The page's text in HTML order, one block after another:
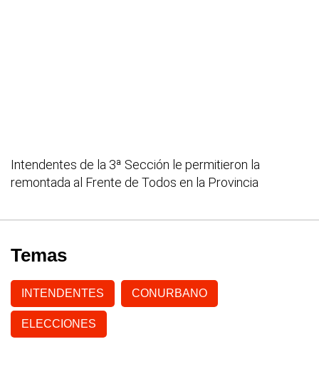
Intendentes de la 3ª Sección le permitieron la
remontada al Frente de Todos en la Provincia
Temas
INTENDENTES CONURBANO
ELECCIONES